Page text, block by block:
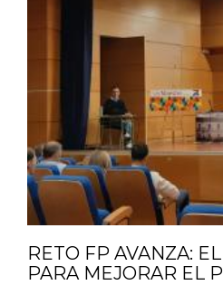
RETO FP AVANZA:
PARA MEJORAR EL